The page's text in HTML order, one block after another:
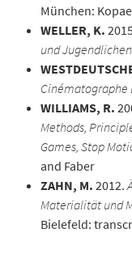
München:
WELLER, K.
und
Cinématographe
WILLIAMS, R.
Methods,
Games, Stop
and Faber
ZAHN, M. 2012.
Materialität und
Bielefeld: